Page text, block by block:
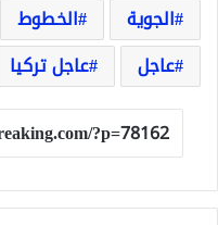
الجوية
الخطوط
عاجل
عاجل تركيا